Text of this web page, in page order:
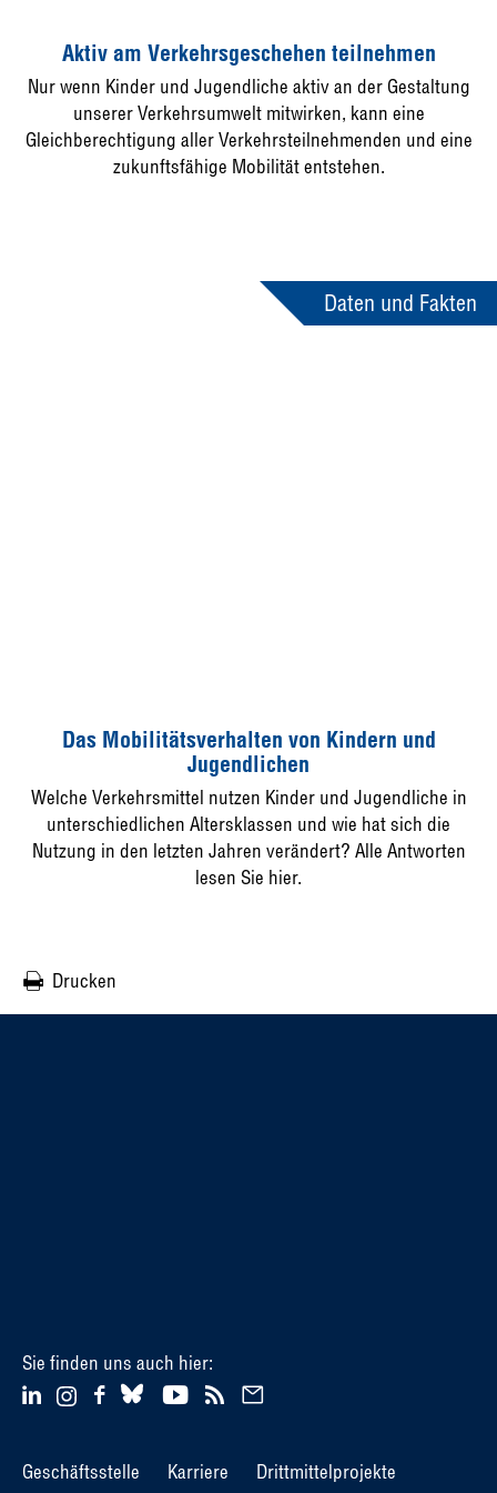
Aktiv am Verkehrsgeschehen teilnehmen
Nur wenn Kinder und Jugendliche aktiv an der Gestaltung
unserer Verkehrsumwelt mitwirken, kann eine
Gleichberechtigung aller Verkehrsteilnehmenden und eine
zukunftsfähige Mobilität entstehen.
Daten und Fakten
Das Mobilitätsverhalten von Kindern und
Jugendlichen
Welche Verkehrsmittel nutzen Kinder und Jugendliche in
unterschiedlichen Altersklassen und wie hat sich die
Nutzung in den letzten Jahren verändert? Alle Antworten
lesen Sie hier.
Drucken
Sie finden uns auch hier:
Geschäftsstelle Karriere Drittmittelprojekte